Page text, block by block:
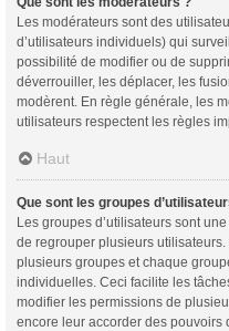
Les modérateurs sont des
d’utilisateurs individuels) qui
possibilité de modifier ou de
déverrouiller, les déplacer, les
modèrent. En règle générale, les
utilisateurs respectent les règles
Haut
Que sont les groupes
Les groupes d’utilisateurs sont
de regrouper plusieurs
plusieurs groupes et chaque
individuelles. Ceci facilite les
modifier les permissions de
encore leur accorder des